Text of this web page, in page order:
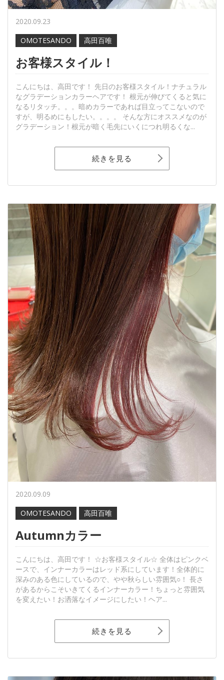
2020.09.23
OMOTESANDO
高田百唯
お客様スタイル！
こんにちは、高田です！ 先日のお客様スタイル！ナチュラル
なグラデーションカラーヘアです！ 根元が伸びてくると気に
なるリタッチ。。。暗めカラーであれば目立ってこないので
すが、明るめにもしたい。。。。 そんな方にオススメなのが
グラデーション！根元が暗く毛先にいくにつれ明るくな...
続きを見る
2020.09.09
OMOTESANDO
高田百唯
Autumnカラー
こんにちは、高田です！ ☆お客様スタイル☆ 全体はピンクベ
ースで、インナーカラーはレッド系にしています！全体的に
深みのある色にしているので、やや秋らしい雰囲気○！ 長さ
があるからこそいきてくるインナーカラー！ちょっと雰囲気
を変えたい！お洒落なイメージにしたい！ヘア...
続きを見る